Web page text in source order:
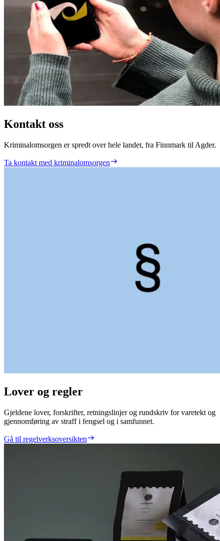
Kontakt oss
Kriminalomsorgen er spredt over hele landet, fra Finnmark til Agder.
Ta kontakt med kriminalomsorgen
Lover og regler
Gjeldene lover, forskrifter, retningslinjer og rundskriv for varetekt og
gjennomføring av straff i fengsel og i samfunnet.
Gå til regelverksoversikten